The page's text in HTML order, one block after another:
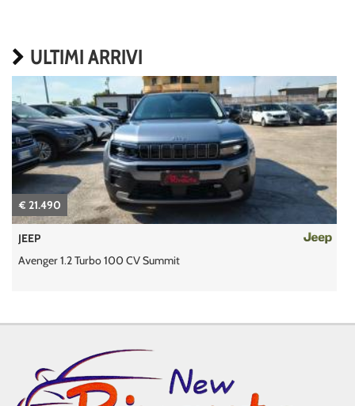
ULTIMI ARRIVI
€ 21.490
JEEP
Avenger 1.2 Turbo 100 CV Summit